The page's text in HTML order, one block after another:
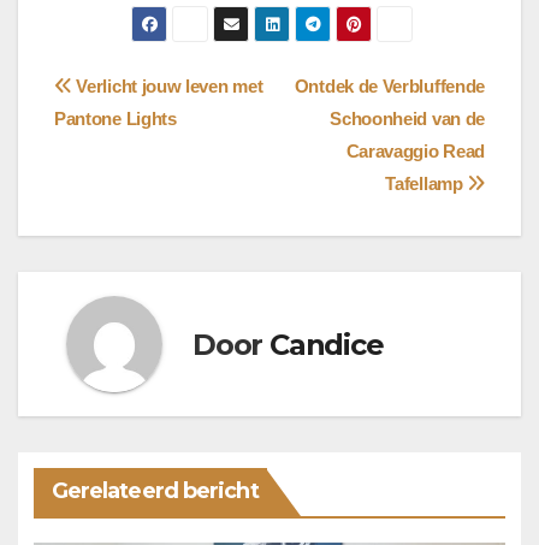
Bericht
navigatie
Ontdek de Verbluffende
Schoonheid van de
Caravaggio Read
Tafellamp
Verlicht jouw leven met
Pantone Lights
Door Candice
Gerelateerd bericht